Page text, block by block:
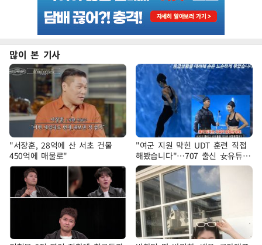
많이 본 기사
"서장훈, 28억에 산 서초 건물
450억에 매물로"
"여군 지원 막힌 UDT 훈련 직접
해봤습니다"…707 출신 女유튜버
'완벽 소화'